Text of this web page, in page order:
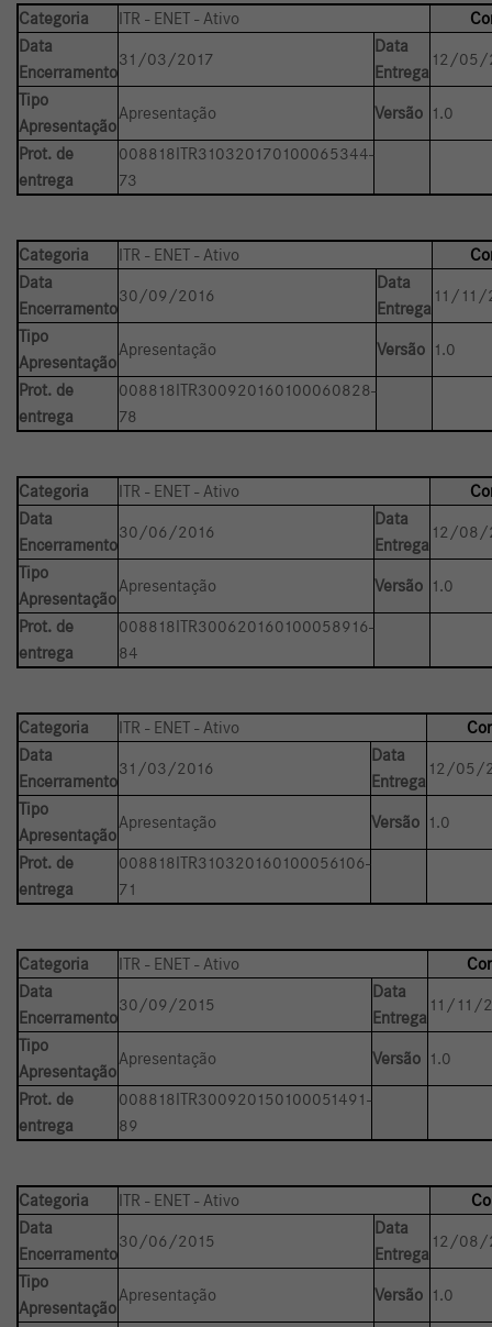
Categoria ITR - ENET - Ativo
Data
Encerramento
31/03/2017
Data
Entrega
12/05/
Tipo
Apresentação
Apresentação Versão 1.0
Prot. de
entrega
008818ITR310320170100065344-
73
Categoria ITR - ENET - Ativo
Data
Encerramento
30/09/2016
Data
Entrega
11/11/
Tipo
Apresentação
Apresentação Versão 1.0
Prot. de
entrega
008818ITR300920160100060828-
78
Categoria ITR - ENET - Ativo
Data
Encerramento
30/06/2016
Data
Entrega
12/08/
Tipo
Apresentação
Apresentação Versão 1.0
Prot. de
entrega
008818ITR300620160100058916-
84
Categoria ITR - ENET - Ativo
Data
Encerramento
31/03/2016
Data
Entrega
12/05/
Tipo
Apresentação
Apresentação Versão 1.0
Prot. de
entrega
008818ITR310320160100056106-
71
Categoria ITR - ENET - Ativo
Data
Encerramento
30/09/2015
Data
Entrega
11/11/
Tipo
Apresentação
Apresentação Versão 1.0
Prot. de
entrega
008818ITR300920150100051491-
89
Categoria ITR - ENET - Ativo
Data
Encerramento
30/06/2015
Data
Entrega
12/08/
Tipo
Apresentação
Apresentação Versão 1.0